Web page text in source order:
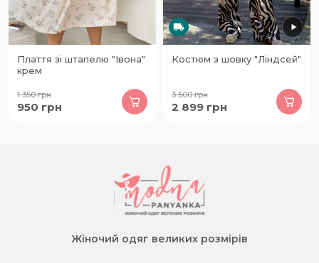
Плаття зі штапелю "Івона"
крем
1 350грн
950 грн
Костюм з шовку "Ліндсей"
3 500грн
2 899 грн
Жіночий одяг великих розмірів